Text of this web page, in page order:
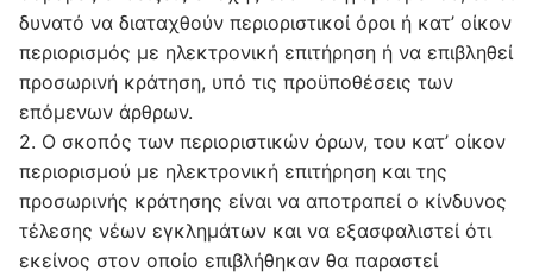
δυνατό να διαταχθούν περιοριστικοί όροι ή κατ’ οίκον
περιορισμός με ηλεκτρονική επιτήρηση ή να επιβληθεί
προσωρινή κράτηση, υπό τις προϋποθέσεις των
επόμενων άρθρων.
2. Ο σκοπός των περιοριστικών όρων, του κατ’ οίκον
περιορισμού με ηλεκτρονική επιτήρηση και της
προσωρινής κράτησης είναι να αποτραπεί ο κίνδυνος
τέλεσης νέων εγκλημάτων και να εξασφαλιστεί ότι
εκείνος στον οποίο επιβλήθηκαν θα παραστεί